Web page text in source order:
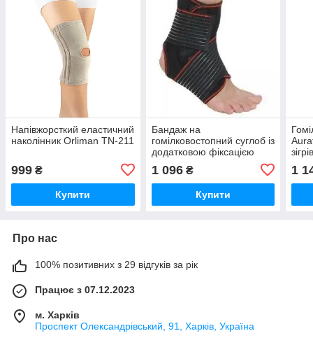
Напівжорсткий еластичний
наколінник Orliman TN-211
999 ₴
Купити
Бандаж на
гомілковостопний суглоб із
додатковою фіксацією
1 096₴
Купити
1
Про нас
100% позитивних з 29 відгуків за рік
Працює з 07.12.2023
м. Харків
Проспект Олександрівський, 91, Харків, Україна